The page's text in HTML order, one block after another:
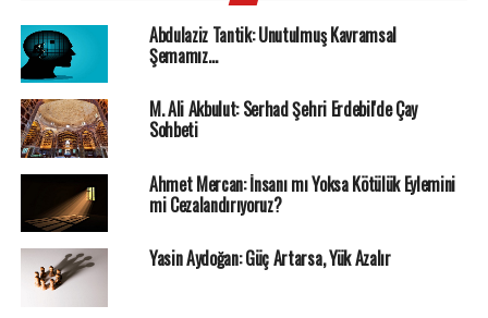
Abdulaziz Tantik: Unutulmuş Kavramsal
Şemamız…
M. Ali Akbulut: Serhad Şehri Erdebil'de Çay
Sohbeti
Ahmet Mercan: İnsanı mı Yoksa Kötülük Eylemini
mi Cezalandırıyoruz?
Yasin Aydoğan: Güç Artarsa, Yük Azalır